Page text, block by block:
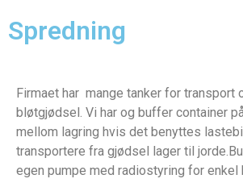
Spredning
Firmaet har mange tanker for transport
bløtgjødsel. Vi har og buffer container
mellom lagring hvis det benyttes
transportere fra gjødsel lager til
egen pumpe med radiostyring for enkel